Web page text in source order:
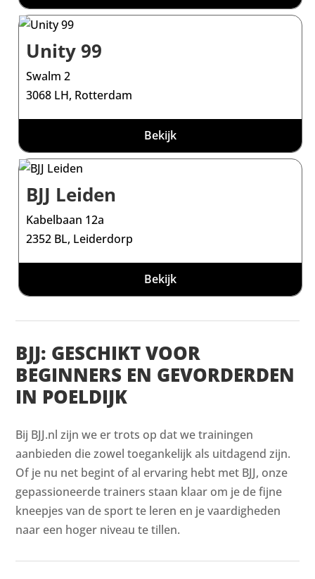
Unity 99
Swalm 2
3068 LH, Rotterdam
Bekijk
BJJ Leiden
Kabelbaan 12a
2352 BL, Leiderdorp
Bekijk
BJJ: GESCHIKT VOOR
BEGINNERS EN GEVORDERDEN
IN POELDIJK
Bij BJJ.nl zijn we er trots op dat we trainingen
aanbieden die zowel toegankelijk als uitdagend zijn.
Of je nu net begint of al ervaring hebt met BJJ, onze
gepassioneerde trainers staan klaar om je de fijne
kneepjes van de sport te leren en je vaardigheden
naar een hoger niveau te tillen.